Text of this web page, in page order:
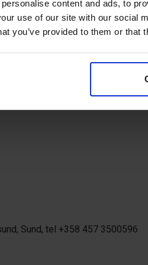
content and ads, to
use of our site with our social
you’ve provided to them or
väster.
men än i dag vittnar
Utspridda i landskapet
området och
Sund, tel +358 457 3500596